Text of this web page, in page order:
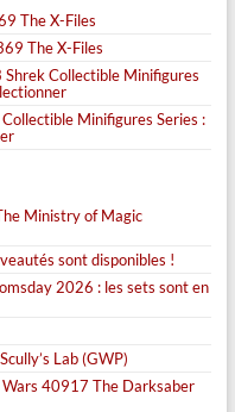
The X-Files
The X-Files
Collectible Minifigures
Minifigures Series :
Ministry of Magic
sont disponibles !
2026 : les sets sont en
Lab (GWP)
Wars 40917 The Darksaber